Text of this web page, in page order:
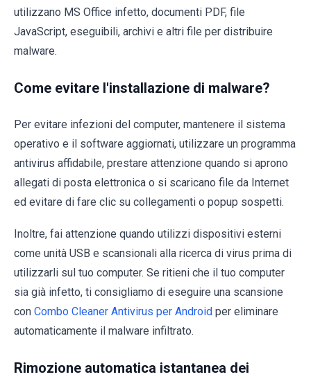
utilizzano MS Office infetto, documenti PDF, file
JavaScript, eseguibili, archivi e altri file per distribuire
malware.
Come evitare l'installazione di malware?
Per evitare infezioni del computer, mantenere il sistema
operativo e il software aggiornati, utilizzare un programma
antivirus affidabile, prestare attenzione quando si aprono
allegati di posta elettronica o si scaricano file da Internet
ed evitare di fare clic su collegamenti o popup sospetti.
Inoltre, fai attenzione quando utilizzi dispositivi esterni
come unità USB e scansionali alla ricerca di virus prima di
utilizzarli sul tuo computer. Se ritieni che il tuo computer
sia già infetto, ti consigliamo di eseguire una scansione
con Combo Cleaner Antivirus per Android per eliminare
automaticamente il malware infiltrato.
Rimozione automatica istantanea dei